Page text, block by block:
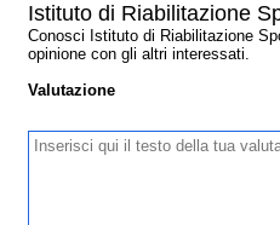
Istituto di Riabilitazione
Conosci Istituto di Riabilitazione
opinione con gli altri interessati.
Valutazione